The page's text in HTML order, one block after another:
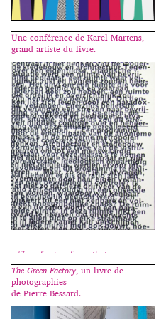
L’affiche typographique est une
création bien particulière.
Composée uniquement de texte,
sans visuel figuratif, une affiche
peut tout à fait remplir son rôle
premier, celui d’informer ; à
l’inverse, une figure sans texte
tend à rester, la plupart du
temps, une énigme, une
proposition de sens offerte à de
multiples
interprétations. L’affiche
typographique adopte une
double fonction, […]
Une conférence de Karel Martens,
grand artiste du livre.
“I prefer typefaces that are
uneasy… imper­fect… like jazz.
It’s more believ­able.”
The Green Factory, un livre de
photographies
de Pierre Bessard.